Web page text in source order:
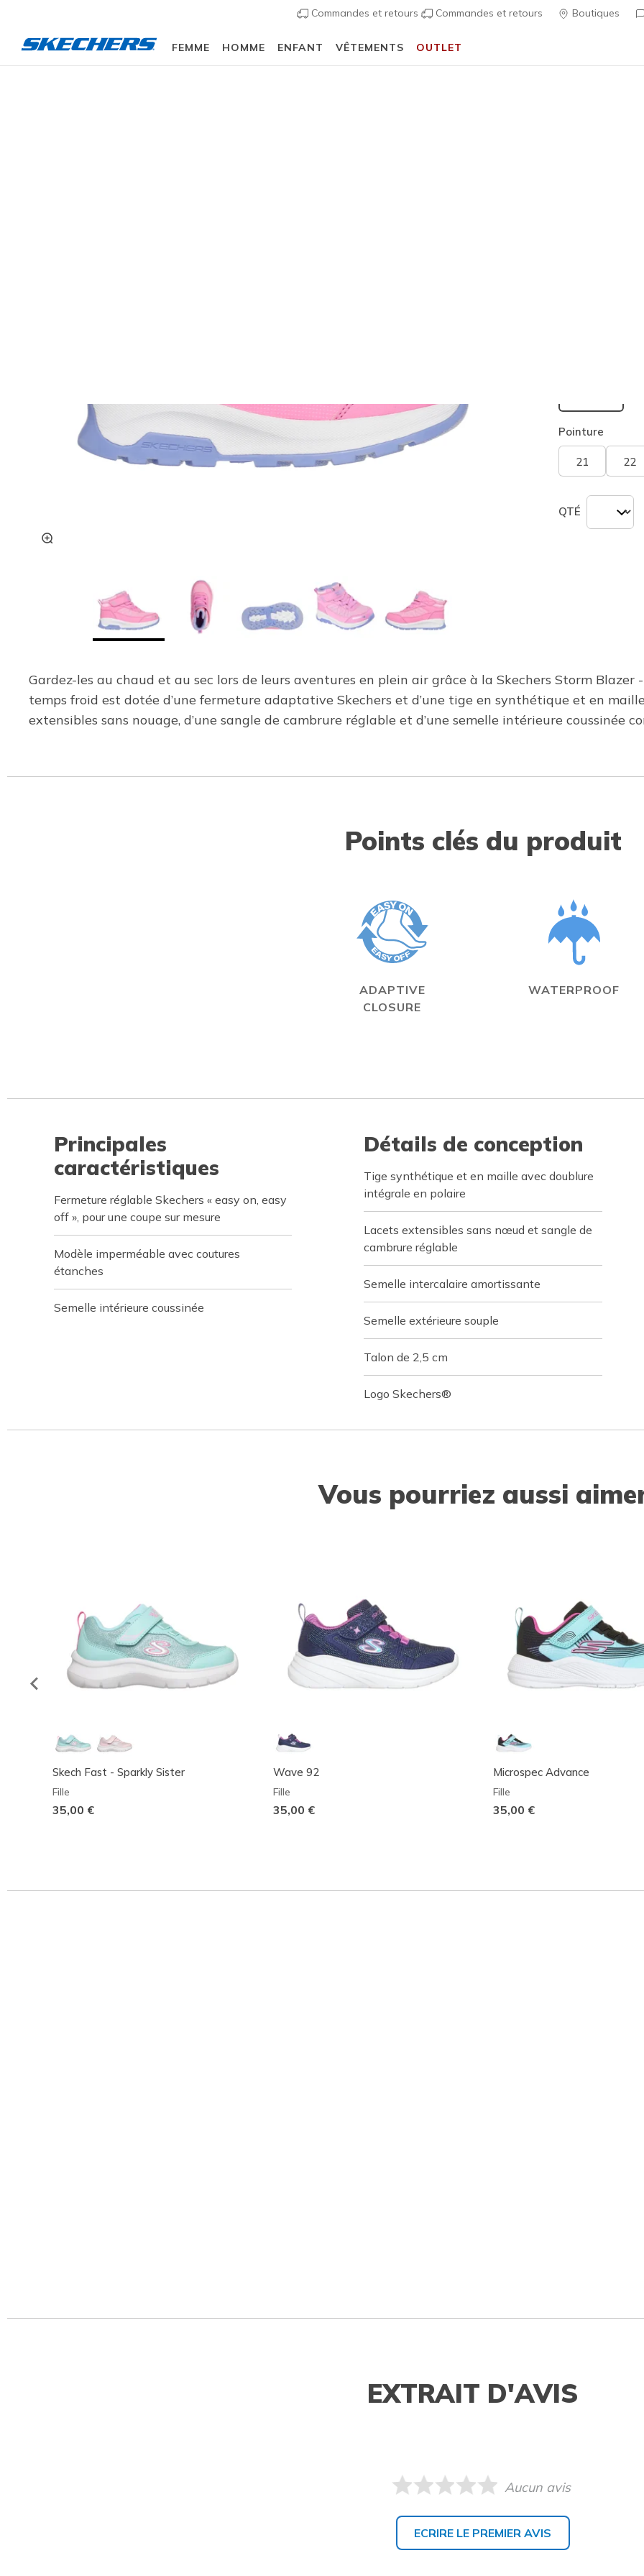
Commandes et retours Commandes et retours Boutiques
FEMME HOMME ENFANT VÊTEMENTS OUTLET
Pointure
21 22
QTÉ
Gardez-les au chaud et au sec lors de leurs aventures en plein air grâce à la Skechers Storm
temps froid est dotée d’une fermeture adaptative Skechers et d’une tige en synthétique et en
extensibles sans nouage, d’une sangle de cambrure réglable et d’une semelle intérieure coussinée
Points clés du produit
ADAPTIVE
CLOSURE
WATERPROOF
Principales
caractéristiques
Fermeture réglable Skechers « easy on, easy
off », pour une coupe sur mesure
Modèle imperméable avec coutures
étanches
Semelle intérieure coussinée
Détails de conception
Tige synthétique et en maille avec doublure
intégrale en polaire
Lacets extensibles sans nœud et sangle de
cambrure réglable
Semelle intercalaire amortissante
Semelle extérieure souple
Talon de 2,5 cm
Logo Skechers®
Vous pourriez aussi
Skech Fast - Sparkly Sister
Fille
35,00 €
Wave 92
Fille
35,00 €
Microspec Advance
Fille
35,00 €
EXTRAIT D'AVIS
Aucun avis
ECRIRE LE PREMIER AVIS